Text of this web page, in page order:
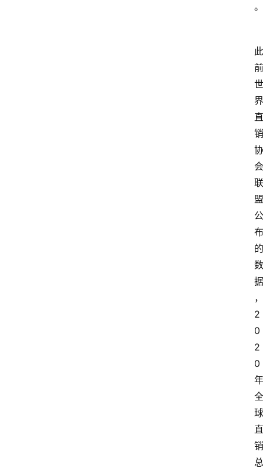
。
此
前
世
界
直
销
协
会
联
盟
公
布
的
数
据
，
2
0
2
0
年
全
球
直
销
总